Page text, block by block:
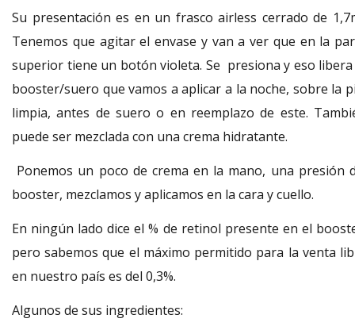
Su presentación es en un frasco airless cerrado de
Tenemos que agitar el envase y van a ver que en la
superior tiene un botón violeta. Se presiona y eso
booster/suero que vamos a aplicar a la noche, sobre la
limpia, antes de suero o en reemplazo de este.
puede ser mezclada con una crema hidratante.
Ponemos un poco de crema en la mano, una presión
booster, mezclamos y aplicamos en la cara y cuello.
En ningún lado dice el % de retinol presente en el
pero sabemos que el máximo permitido para la venta
en nuestro país es del 0,3%.
Algunos de sus ingredientes: